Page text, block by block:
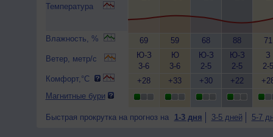
Температура
Влажность, %
Ветер, метр/с
Комфорт,°C
Магнитные бури
69
Ю-З
3-6
+28
59
Ю
3-6
+33
68
Ю-З
2-5
+30
88
Ю-З
2-5
+22
71
З
2-5
Быстрая прокрутка на прогноз на 1-3 дня 3-5 дней 5-7